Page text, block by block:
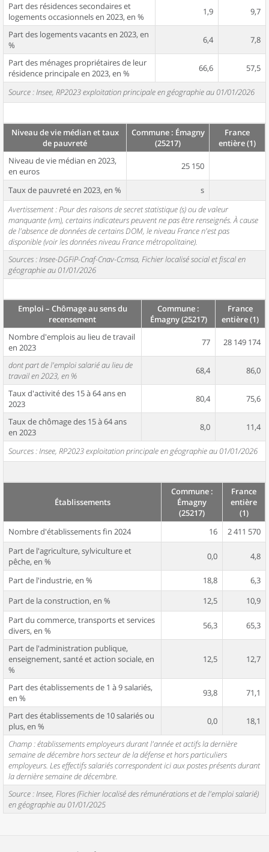
Part des résidences secondaires et
logements occasionnels en 2023, en %
1,9 9,7
Part des logements vacants en 2023, en
%
6,4 7,8
Part des ménages propriétaires de leur
résidence principale en 2023, en %
66,6 57,5
Source : Insee, RP2023 exploitation principale en géographie au 01/01/2026
Niveau de vie médian et taux
de pauvreté
Commune : Émagny
(25217)
France
entière (1)
Niveau de vie médian en 2023,
en euros
25 150
Taux de pauvreté en 2023, en %
s
Avertissement : Pour des raisons de secret statistique (s) ou de valeur
manquante (vm), certains indicateurs peuvent ne pas être renseignés. À cause
de l'absence de données de certains DOM, le niveau France n'est pas
disponible (voir les données niveau France métropolitaine).
Sources : Insee-DGFiP-Cnaf-Cnav-Ccmsa, Fichier localisé social et fiscal en
géographie au 01/01/2026
Emploi – Chômage au sens du
recensement
Commune :
Émagny (25217)
France
entière (1)
Nombre d'emplois au lieu de travail
en 2023
77 28 149 174
dont part de l'emploi salarié au lieu de
travail en 2023, en %
68,4 86,0
Taux d'activité des 15 à 64 ans en
2023
80,4 75,6
Taux de chômage des 15 à 64 ans
en 2023
8,0 11,4
Sources : Insee, RP2023 exploitation principale en géographie au 01/01/2026
Établissements
Commune :
Émagny
(25217)
France
entière
(1)
Nombre d'établissements fin 2024
16
2 411 570
Part de l'agriculture, sylviculture et
pêche, en %
0,0 4,8
Part de l'industrie, en % 18,8
6,3
Part de la construction, en %
12,5
10,9
Part du commerce, transports et services
divers, en %
56,3 65,3
Part de l'administration publique,
enseignement, santé et action sociale, en
%
12,5 12,7
Part des établissements de 1 à 9 salariés,
en %
93,8 71,1
Part des établissements de 10 salariés ou
plus, en %
0,0 18,1
Champ : établissements employeurs durant l'année et actifs la dernière
semaine de décembre hors secteur de la défense et hors particuliers
employeurs. Les effectifs salariés correspondent ici aux postes présents durant
la dernière semaine de décembre.
Source : Insee, Flores (Fichier localisé des rémunérations et de l'emploi salarié)
en géographie au 01/01/2025